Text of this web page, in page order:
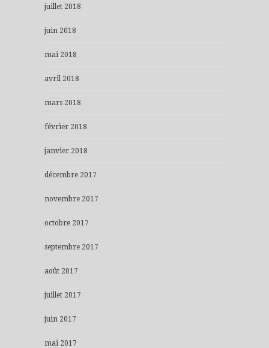
juillet 2018
juin 2018
mai 2018
avril 2018
mars 2018
février 2018
janvier 2018
décembre 2017
novembre 2017
octobre 2017
septembre 2017
août 2017
juillet 2017
juin 2017
mai 2017